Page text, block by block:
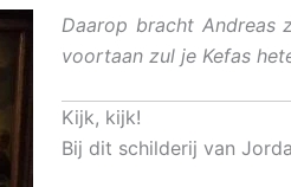
Daarop bracht Andreas
voortaan zul je Kefas
Kijk, kijk!
Bij dit schilderij van